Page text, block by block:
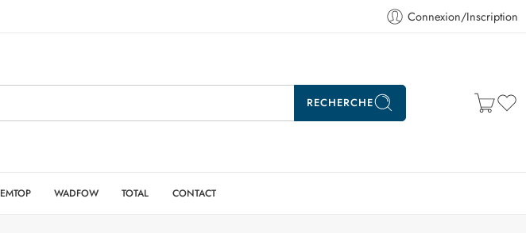
Connexion/Inscription
RECHERCHE
EMTOP WADFOW TOTAL CONTACT